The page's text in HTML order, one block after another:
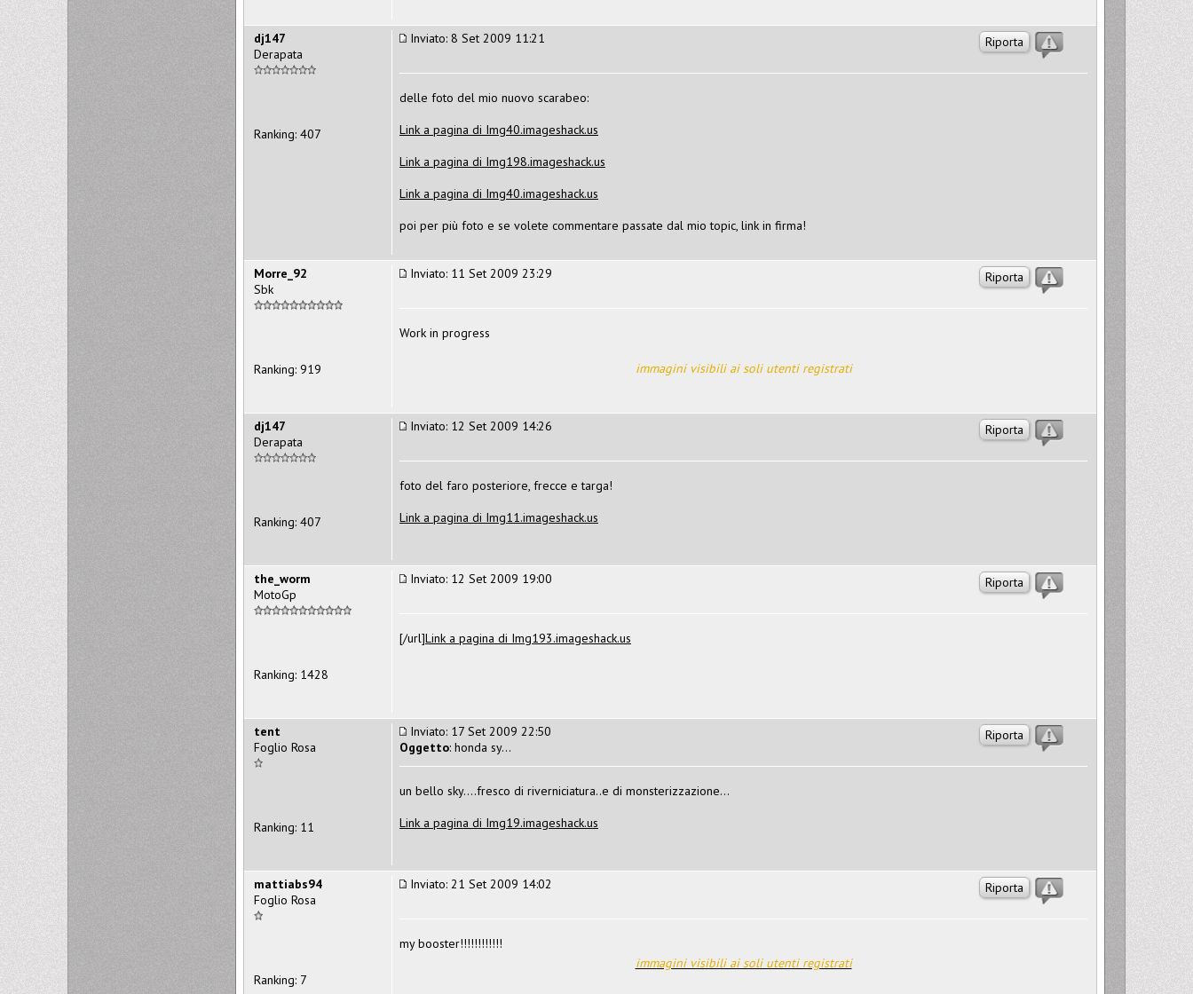
Riporta
Inviato: 8 Set 2009 11:21
delle foto del mio nuovo scarabeo:
Link a pagina di Img40.imageshack.us
Link a pagina di Img198.imageshack.us
Link a pagina di Img40.imageshack.us
poi per più foto e se volete commentare passate dal mio topic, link in firma!
dj147
Derapata
Ranking: 407
Riporta
Inviato: 11 Set 2009 23:29
Work in progress
immagini visibili ai soli utenti registrati
Morre_92
Sbk
Ranking: 919
Riporta
Inviato: 12 Set 2009 14:26
foto del faro posteriore, frecce e targa!
Link a pagina di Img11.imageshack.us
dj147
Derapata
Ranking: 407
Riporta
Inviato: 12 Set 2009 19:00
[/url]Link a pagina di Img193.imageshack.us
the_worm
MotoGp
Ranking: 1428
Riporta
Inviato: 17 Set 2009 22:50
Oggetto: honda sy...
un bello sky....fresco di riverniciatura..e di monsterizzazione...
Link a pagina di Img19.imageshack.us
tent
Foglio Rosa
Ranking: 11
Riporta
Inviato: 21 Set 2009 14:02
my booster!!!!!!!!!!!!
immagini visibili ai soli utenti registrati
mattiabs94
Foglio Rosa
Ranking: 7